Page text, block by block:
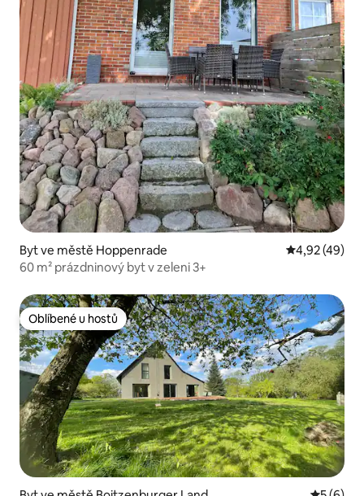
Byt ve městě Hoppenrade Průměrné
4,92 (49)
60 m² prázdninový byt v zeleni 3+
Oblíbené u hostů
Oblíbené u hostů